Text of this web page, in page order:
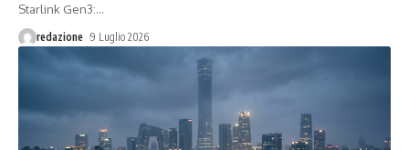
Starlink Gen3:…
redazione 9 Luglio 2026